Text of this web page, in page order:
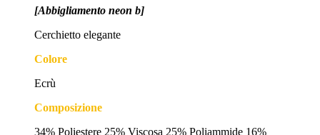
[Abbigliamento neon b]
Cerchietto elegante
Colore
Ecrù
Composizione
34% Poliestere 25% Viscosa 25% Poliammide 16%